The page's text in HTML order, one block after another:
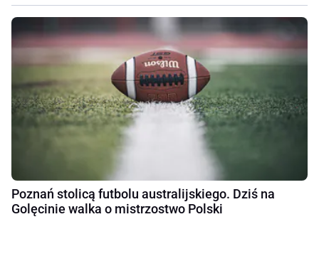
Poznań stolicą futbolu australijskiego. Dziś na
Golęcinie walka o mistrzostwo Polski